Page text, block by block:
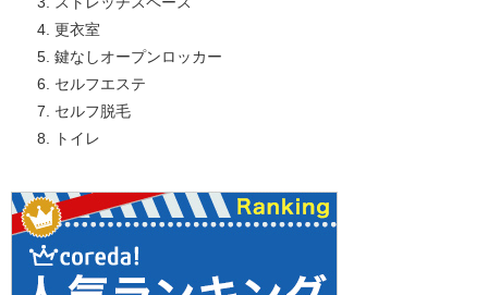
更衣室
鍵なしオープンロッカー
セルフエステ
セルフ脱毛
トイレ